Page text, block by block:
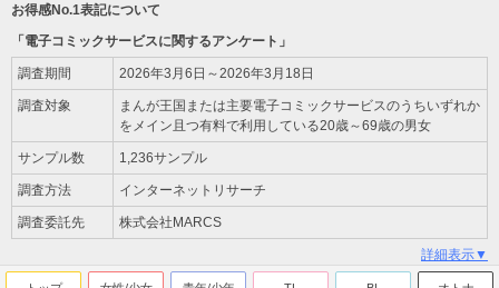
お得感No.1表記について
「電子コミックサービスに関するアンケート」
調査期間 2026年3月6日～2026年3月18日
調査対象
まんが王国または主要電子コミックサービスのうちいずれか
をメイン且つ有料で利用している20歳～69歳の男女
サンプル数 1,236サンプル
調査方法 インターネットリサーチ
調査委託先 株式会社MARCS
詳細表示▼